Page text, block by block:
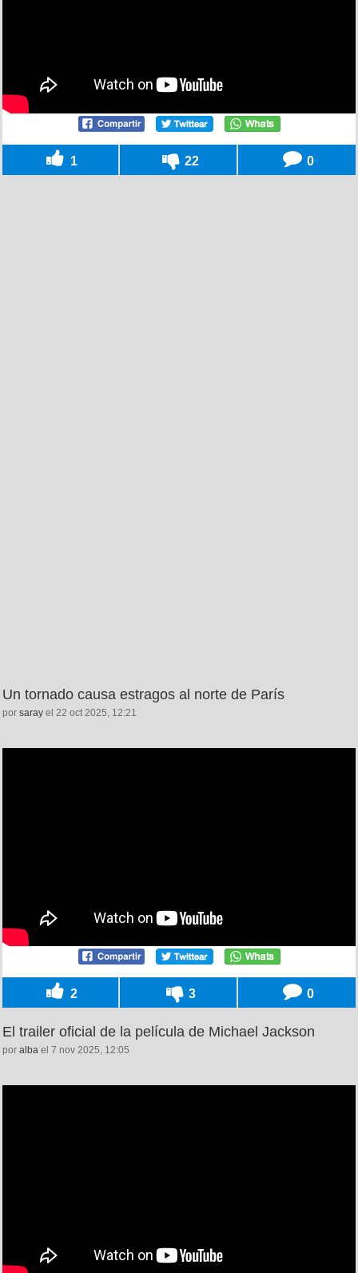
1 22 0
Un tornado causa estragos al norte de París
por saray el 22 oct 2025, 12:21
2 3 0
El trailer oficial de la película de Michael Jackson
por alba el 7 nov 2025, 12:05